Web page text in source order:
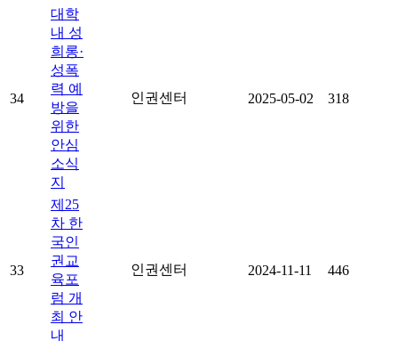
34
대학
내 성
희롱·
성폭
력 예
방을
위한
안심
소식
지
인권센터 2025-05-02 318
33
제25
차 한
국인
권교
육포
럼 개
최 안
내
인권센터 2024-11-11 446